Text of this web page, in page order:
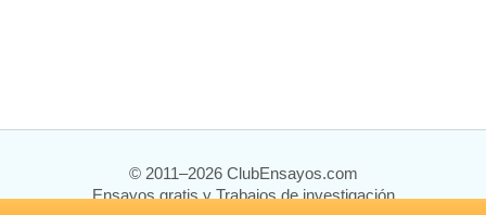
© 2011–2026 ClubEnsayos.com
Ensayos gratis y Trabajos de investigación